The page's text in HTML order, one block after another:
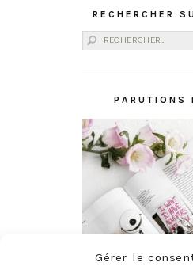
Gérer le
RECHERCHER
Rechercher :
PARUTIONS